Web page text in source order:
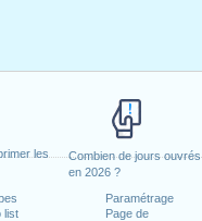
les
Combien de jours ouvrés
en 2026 ?
list
Paramétrage
Page de